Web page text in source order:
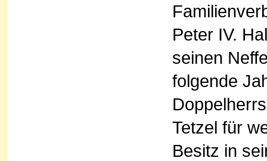
Peter IV.
seinen
folgende
Tetzel für
Besitz in